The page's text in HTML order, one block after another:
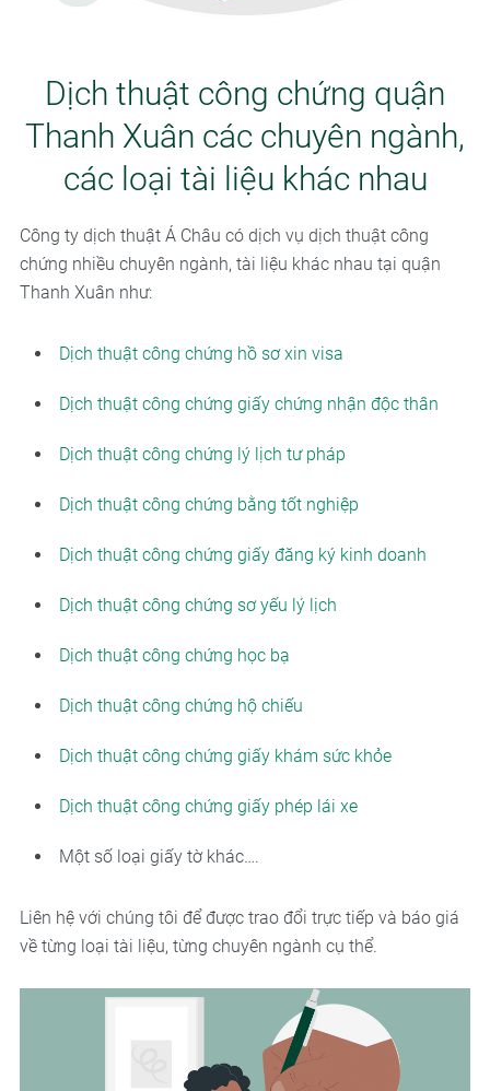
Dịch thuật công chứng quận
Thanh Xuân các chuyên ngành,
các loại tài liệu khác nhau
Công ty dịch thuật Á Châu có dịch vụ dịch thuật công
chứng nhiều chuyên ngành, tài liệu khác nhau tại quận
Thanh Xuân như:
Dịch thuật công chứng hồ sơ xin visa
Dịch thuật công chứng giấy chứng nhận độc thân
Dịch thuật công chứng lý lịch tư pháp
Dịch thuật công chứng bằng tốt nghiệp
Dịch thuật công chứng giấy đăng ký kinh doanh
Dịch thuật công chứng sơ yếu lý lịch
Dịch thuật công chứng học bạ
Dịch thuật công chứng hộ chiếu
Dịch thuật công chứng giấy khám sức khỏe
Dịch thuật công chứng giấy phép lái xe
Một số loại giấy tờ khác….
Liên hệ với chúng tôi để được trao đổi trực tiếp và báo giá
về từng loại tài liệu, từng chuyên ngành cụ thể.